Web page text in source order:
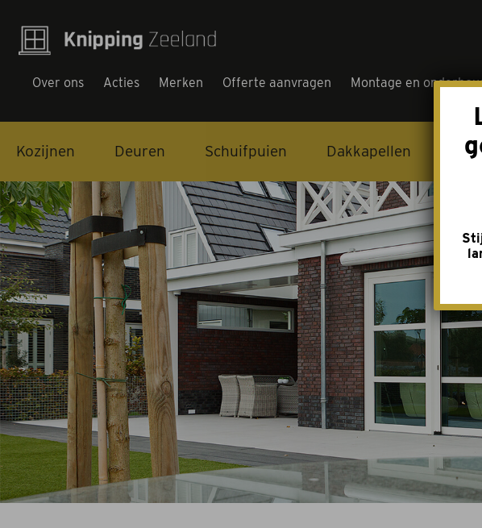
Kozijnen
Schuifpuien
Dakkapellen
Tuindeuren
Toebehoren
Over ons Acties Merken Offerte aanvragen Montage en
Kozijnen Deuren Schuifpuien Dakkapellen